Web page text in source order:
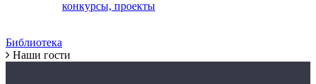
конкурсы, проекты
Библиотека
Наши гости